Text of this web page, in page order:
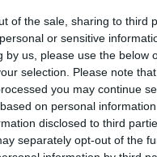
of the sale, sharing to third
or sensitive
by us, please use the below
selection. Please note
you may continue
on personal
disclosed to third
separately opt-out of the
deve coltivare la
settimana delle biblioteche
le biblioteche a
frequentate.Occorre
gestite bene e abbiamo un